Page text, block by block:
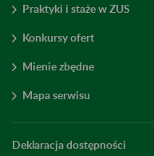
Praktyki i staże w ZUS
Konkursy ofert
Mienie zbędne
Mapa serwisu
Deklaracja dostępności